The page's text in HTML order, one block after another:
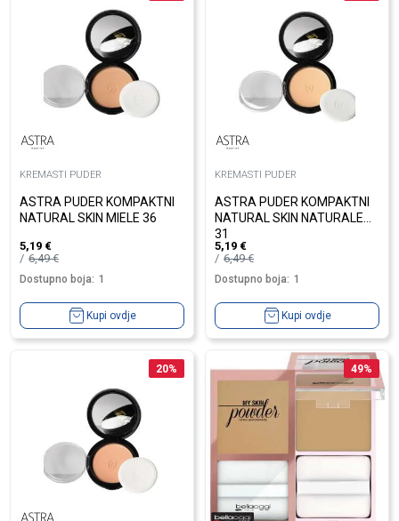
KREMASTI PUDER
ASTRA PUDER KOMPAKTNI
NATURAL SKIN MIELE 36
5,19 €
6,49€
Dostupno boja: 1
Kupi ovdje
KREMASTI PUDER
ASTRA PUDER KOMPAKTNI
NATURAL SKIN NATURALE
31
5,19 €
6,49€
Dostupno boja: 1
Kupi ovdje
20% 49%